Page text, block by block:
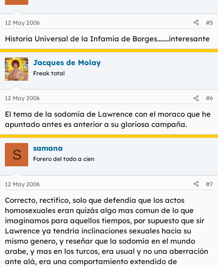
12 May 2006 #5
Historia Universal de la Infamia de Borges........interesante
Jacques de Molay
Freak total
12 May 2006 #6
El tema de la sodomía de Lawrence con el moraco que he
apuntado antes es anterior a su gloriosa campaña.
S samana
Forero del todo a cien
12 May 2006 #7
Correcto, rectifico, solo que defendía que los actos
homosexuales eran quizás algo mas comun de lo que
imaginamos para aquellos tiempos, por supuesto que sir
Lawrence ya tendría inclinaciones sexuales hacia su
mismo genero, y reseñar que la sodomía en el mundo
arabe, y mas en los turcos, era usual y no una aberración
ante alá, era una comportamiento extendido de